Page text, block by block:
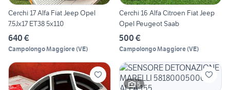
Cerchi 17 Alfa Fiat Jeep Opel
7.5Jx17 ET38 5x110
640 €
Campolongo Maggiore(VE)
Cerchi 16 Alfa Citroen Fiat Jeep
Opel Peugeot Saab
500 €
Campolongo Maggiore(VE)
5